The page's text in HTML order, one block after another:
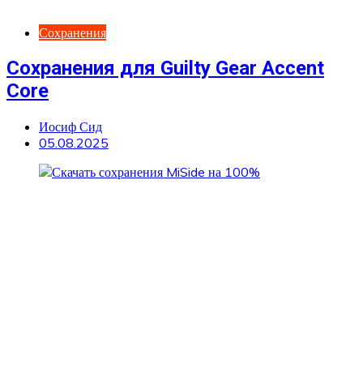
Сохранения
Сохранения для Guilty Gear Accent
Core
Иосиф Сид
05.08.2025